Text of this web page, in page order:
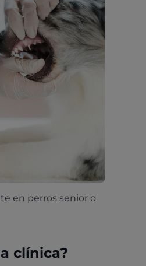
en perros senior o
clínica?